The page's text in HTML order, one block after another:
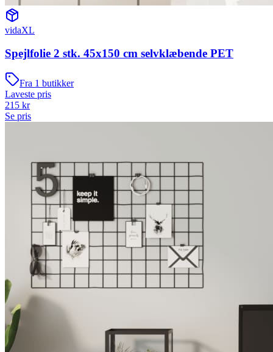
vidaXL
Spejlfolie 2 stk. 45x150 cm selvklæbende PET
Fra 1 butikker
Laveste pris
215 kr
Se pris